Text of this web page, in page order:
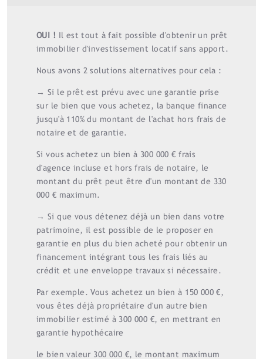
OUI ! Il est tout à fait possible d'obtenir un prêt
immobilier d'investissement locatif sans apport.
Nous avons 2 solutions alternatives pour cela :
→ Si le prêt est prévu avec une garantie prise
sur le bien que vous achetez, la banque finance
jusqu'à 110% du montant de l'achat hors frais de
notaire et de garantie.
Si vous achetez un bien à 300 000 € frais
d'agence incluse et hors frais de notaire, le
montant du prêt peut être d'un montant de 330
000 € maximum.
→ Si que vous détenez déjà un bien dans votre
patrimoine, il est possible de le proposer en
garantie en plus du bien acheté pour obtenir un
financement intégrant tous les frais liés au
crédit et une enveloppe travaux si nécessaire.
Par exemple. Vous achetez un bien à 150 000 €,
vous êtes déjà propriétaire d'un autre bien
immobilier estimé à 300 000 €, en mettrant en
garantie hypothécaire
le bien valeur 300 000 €, le montant maximum